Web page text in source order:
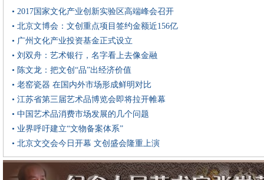
• 2017国家文化产业创新实验区高端峰会召开
• 北京文博会：文创重点项目签约金额近156亿
• 广州文化产业投资基金正式设立
• 刘双舟：艺术银行，名字看上去像金融
• 陈文龙：把文创“品”出经济价值
• 老窑瓷器 在国内外市场形成鲜明对比
• 江苏省第三届艺术品博览会即将拉开帷幕
• 中国艺术品消费市场发展的几个问题
• 业界呼吁建立“文物备案体系”
• 北京文交会今日开幕 文创盛会隆重上演